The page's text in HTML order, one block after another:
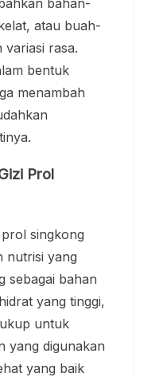
bahan-
atau buah-
rasa.
bentuk
menambah
Prol
singkong
nutrisi yang
sebagai bahan
yang tinggi,
untuk
yang digunakan
yang baik